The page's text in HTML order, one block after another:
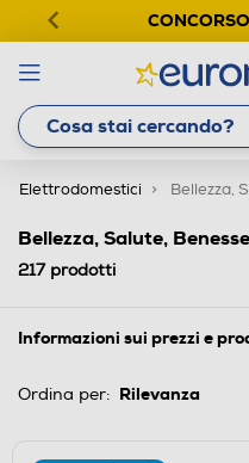
Elettrodomestici Bellezza,
Bellezza, Salute,
217prodotti
Informazioni sui prezzi e
Ordina per: